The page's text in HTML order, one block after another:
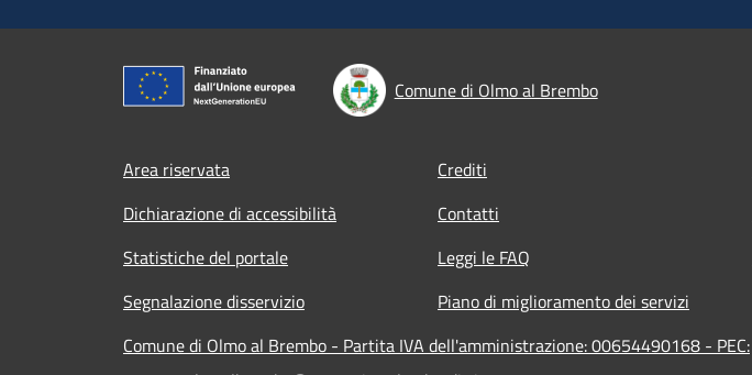
Comune di Olmo al Brembo
Footer menu
Area riservata Crediti
Dichiarazione di accessibilità
Contatti
Statistiche del portale
Leggi le FAQ
Segnalazione disservizio
Piano di miglioramento dei servizi
Comune di Olmo al Brembo - Partita IVA dell'amministrazione: 00654490168 - PEC: